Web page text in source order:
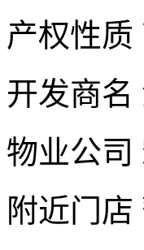
产权性质
开发商名
物业公司
附近门店